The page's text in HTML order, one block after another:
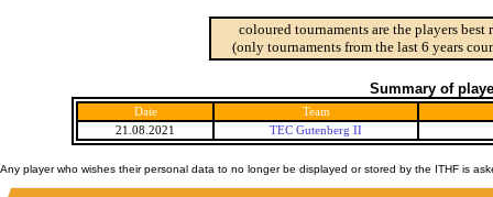
coloured tournaments are the players
(only tournaments from the last 6 years
Summary of
Date
Team
21.08.2021
TEC Gutenberg II
Any player who wishes their personal data to no longer be displayed or stored by the ITHF is